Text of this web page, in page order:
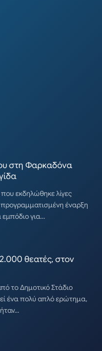
στη Φαρκαδόνα
που εκδηλώθηκε λίγες
έναρξη
εμπόδιο για…
θεατές, στον
το Δημοτικό Στάδιο
ένα πολύ απλό ερώτημα,